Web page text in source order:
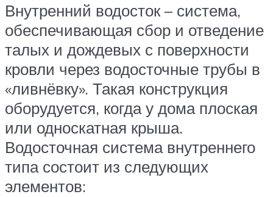
Внутренний водосток – система,
обеспечивающая сбор и отведение
талых и дождевых с поверхности
кровли через водосточные трубы в
«ливнёвку». Такая конструкция
оборудуется, когда у дома плоская
или односкатная крыша.
Водосточная система внутреннего
типа состоит из следующих
элементов: